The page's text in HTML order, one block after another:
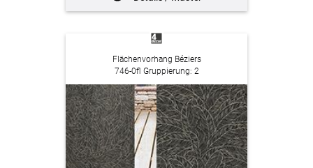
Flächenvorhang Béziers
746-0fl Gruppierung: 2